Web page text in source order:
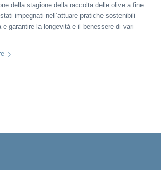
della stagione della raccolta delle olive a fine
impegnati nell’attuare pratiche sostenibili
e garantire la longevità e il benessere di vari